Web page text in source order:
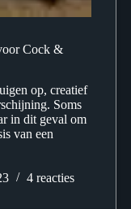
Cock &
op, creatief
Soms
in dit geval om
van een
4 reacties